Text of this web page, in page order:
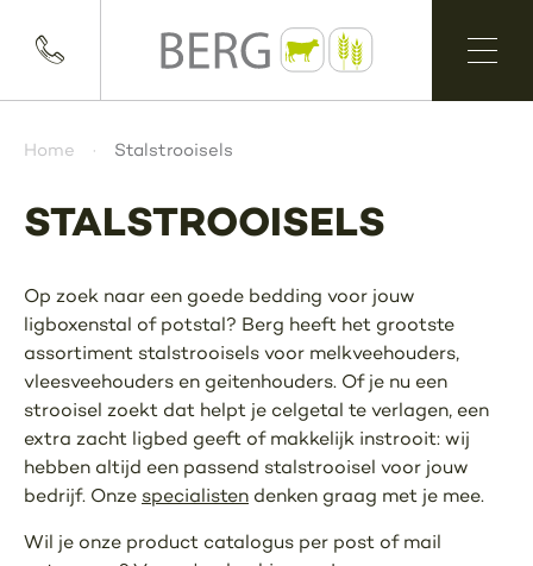
Home Stalstrooisels
STALSTROOISELS
Op zoek naar een goede bedding voor jouw
ligboxenstal of potstal? Berg heeft het grootste
assortiment stalstrooisels voor melkveehouders,
vleesveehouders en geitenhouders. Of je nu een
strooisel zoekt dat helpt je celgetal te verlagen, een
extra zacht ligbed geeft of makkelijk instrooit: wij
hebben altijd een passend stalstrooisel voor jouw
bedrijf. Onze specialisten denken graag met je mee.
Wil je onze product catalogus per post of mail